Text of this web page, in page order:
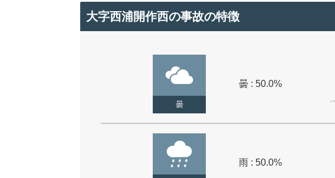
大字西浦開作西の事故の特徴
曇
曇 : 50.0%
雨 : 50.0%